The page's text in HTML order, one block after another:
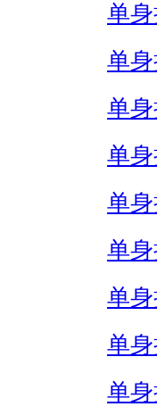
单
单
单
单
单
单
单
单
单